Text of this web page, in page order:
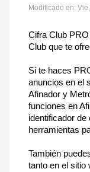
Modificado en:
Cifra Club
Club que te
Si te haces
anuncios en el
Afinador y
funciones en
identificador
herramientas
También
tanto en el sitio